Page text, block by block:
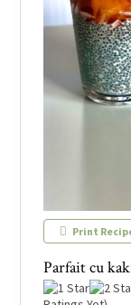
Print
Parfait cu